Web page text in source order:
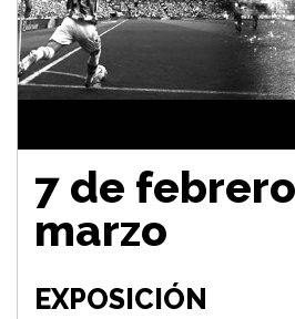
7 de
marzo
EXPOSICIÓN